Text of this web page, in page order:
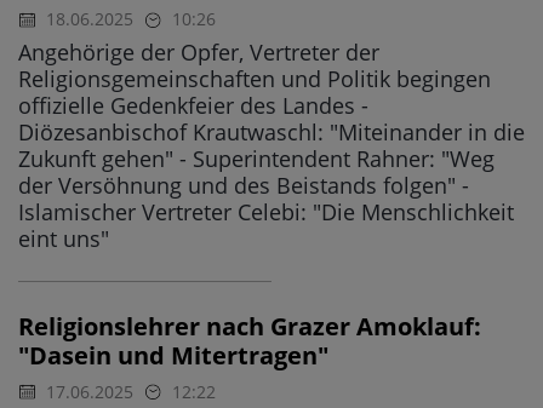
18.06.2025 10:26
Angehörige der Opfer, Vertreter der
Religionsgemeinschaften und Politik begingen
offizielle Gedenkfeier des Landes -
Diözesanbischof Krautwaschl: "Miteinander in die
Zukunft gehen" - Superintendent Rahner: "Weg
der Versöhnung und des Beistands folgen" -
Islamischer Vertreter Celebi: "Die Menschlichkeit
eint uns"
Religionslehrer nach Grazer Amoklauf:
"Dasein und Mitertragen"
17.06.2025 12:22